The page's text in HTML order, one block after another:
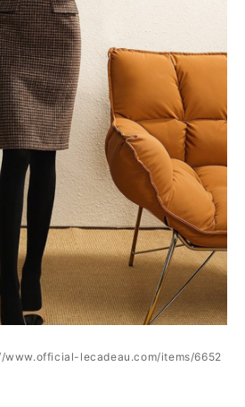
www.official-lecadeau.com/items/6652